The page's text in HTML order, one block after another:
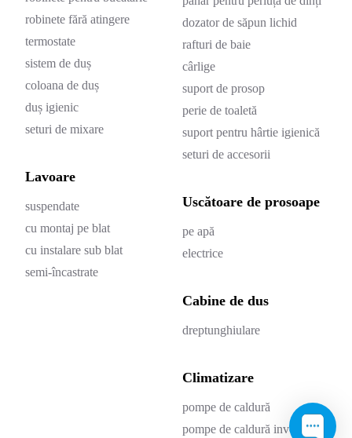
robinete fără atingere
termostate
sistem de duș
coloana de duș
duș igienic
seturi de mixare
Lavoare
suspendate
cu montaj pe blat
cu instalare sub blat
semi-încastrate
dozator de săpun lichid
rafturi de baie
cârlige
suport de prosop
perie de toaletă
suport pentru hârtie igienică
seturi de accesorii
Uscătoare de prosoape
pe apă
electrice
Cabine de dus
dreptunghiulare
Climatizare
pompe de caldură
pompe de caldură invertor